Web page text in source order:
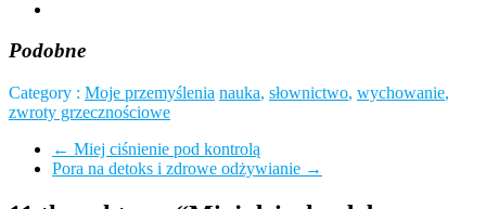
Podobne
Category : Moje przemyślenia nauka, słownictwo, wychowanie,
zwroty grzecznościowe
← Miej ciśnienie pod kontrolą
Pora na detoks i zdrowe odżywianie →